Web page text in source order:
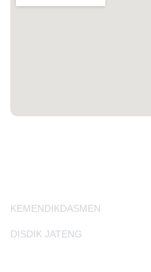
KEMENDIKDASMEN
DISDIK JATENG